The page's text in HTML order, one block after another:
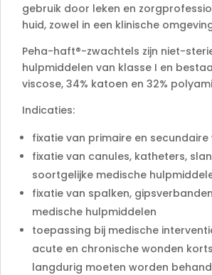
gebruik door leken en
huid, zowel in een klinische
Peha-haft®-zwachtels zijn niet-
hulpmiddelen van klasse I en
viscose, 34% katoen en 32%
Indicaties:
fixatie van primaire en
fixatie van canules, katheters,
soortgelijke medische
fixatie van spalken,
medische hulpmiddelen
toepassing bij medische
acute en chronische wonden
langdurig moeten worden